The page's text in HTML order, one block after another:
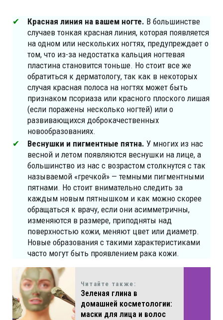
Красная линия на вашем ногте. В большинстве
случаев тонкая красная линия, которая появляется
на одном или нескольких ногтях, предупреждает о
том, что из-за недостатка кальция ногтевая
пластина становится тоньше. Но стоит все же
обратиться к дерматологу, так как в некоторых
случая красная полоса на ногтях может быть
признаком псориаза или красного плоского лишая
(если поражены несколько ногтей) или о
развивающихся доброкачественных
новообразованиях.
Веснушки и пигментные пятна. У многих из нас
весной и летом появляются веснушки на лице, а
большинство из нас с возрастом столкнутся с так
называемой «гречкой» — темными пигментными
пятнами. Но стоит внимательно следить за
каждым новым пятнышком и как можно скорее
обращаться к врачу, если они асимметричны,
изменяются в размере, приподняты над
поверхностью кожи, меняют цвет или диаметр.
Новые образования с такими характеристиками
часто могут быть проявлением рака кожи.
Читайте также:
Зеленая глина в
домашней косметологии:
маски для лица и волос